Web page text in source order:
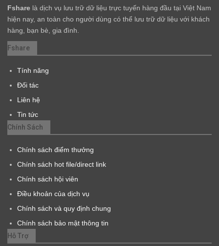
Fshare là dịch vụ lưu trữ dữ liệu trực tuyến hàng đầu tại Việt Nam
hiện nay, an toàn cho người dùng có thể lưu trữ dữ liệu với khách
hàng, bạn bè, gia đình.
Fshare
Tính năng
Đối tác
Liên hệ
Tin tức
Chính Sách
Chính sách điểm thưởng
Chính sách hot file/direct link
Chính sách hội viên
Điều khoản của dịch vụ
Chính sách và quy định chung
Chính sách bảo mật thông tin
Hỗ Trợ